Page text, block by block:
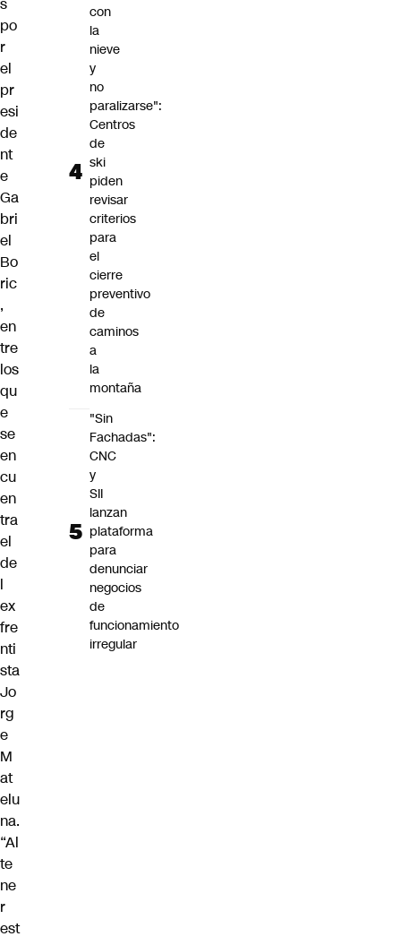
po
r
el
pr
esi
de
nt
e
Ga
bri
el
Bo
ric
,
en
tre
los
qu
e
se
en
cu
en
tra
el
de
l
ex
fre
nti
sta
Jo
rg
e
M
at
elu
na.
“Al
te
ne
r
est
con
la
nieve
y
no
paralizarse":
Centros
de
ski
piden
revisar
criterios
para
el
cierre
preventivo
de
caminos
a
la
montaña
"Sin
Fachadas":
CNC
y
SII
lanzan
plataforma
para
denunciar
negocios
de
funcionamiento
irregular